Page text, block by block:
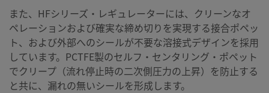
また、HFシリーズ・レギュレーターには、クリーンなオ
ペレーションおよび確実な締め切りを実現する接合ポペッ
ト、および外部へのシールが不要な溶接式デザインを採用
しています。PCTFE製のセルフ・センタリング・ポペット
でクリープ（流れ停止時の二次側圧力の上昇）を防止する
と共に、漏れの無いシールを形成します。